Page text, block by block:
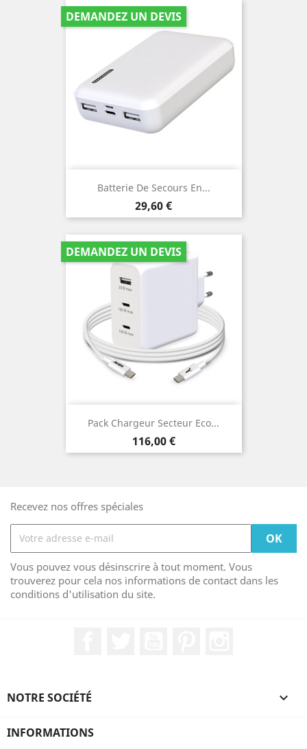
Batterie De Secours En...
Prix
29,60 €
DEMANDEZ UN DEVIS
Pack Chargeur Secteur Eco...
Prix
116,00 €
DEMANDEZ UN DEVIS
Recevez nos offres spéciales
Vous pouvez vous désinscrire à tout moment. Vous
trouverez pour cela nos informations de contact dans les
conditions d'utilisation du site.
NOTRE SOCIÉTÉ 
INFORMATIONS